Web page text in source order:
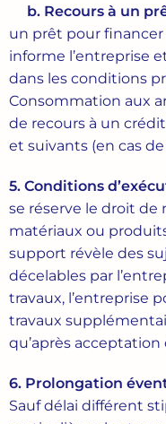
b. Recours à un
un prêt pour
informe l’entreprise
dans les conditions
Consommation aux
de recours à un
et suivants (en cas
5. Conditions
se réserve le droit de
matériaux ou
support révèle des
décelables par
travaux, l’entreprise
travaux
qu’après acceptation
6. Prolongation
Sauf délai différent